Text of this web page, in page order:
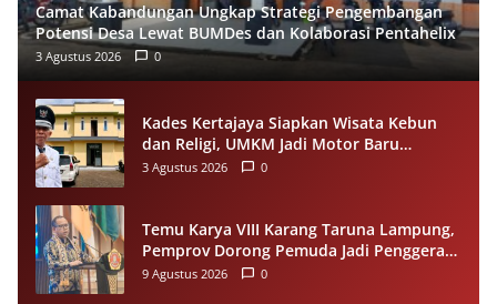
Camat Kabandungan Ungkap Strategi Pengembangan
Potensi Desa Lewat BUMDes dan Kolaborasi Pentahelix
3 Agustus 2026 0
Kades Kertajaya Siapkan Wisata Kebun
dan Religi, UMKM Jadi Motor Baru
Ekonomi Desa
3 Agustus 2026 0
Temu Karya VIII Karang Taruna Lampung,
Pemprov Dorong Pemuda Jadi Penggerak
Ekonomi Desa
9 Agustus 2026 0